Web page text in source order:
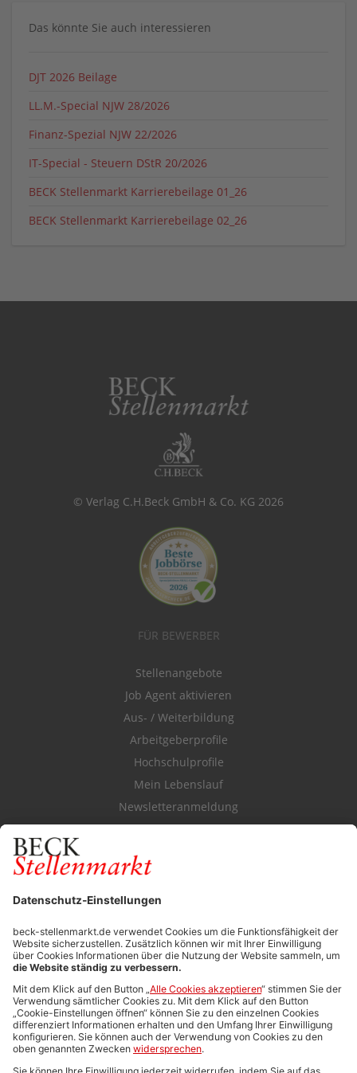
Das könnte Sie auch interessieren
DJT 2026 Beilage
LL.M.-Special NJW 28/2026
Finanz-Spezial NJW 22/2026
IT-Special - Steuern DStR 20/2026
BECK Stellenmarkt Karrierebeilage 01_26
BECK Stellenmarkt Karrierebeilage 02_26
© Verlag C.H.Beck GmbH & Co. KG 2026
FÜR BEWERBER
Stellenangebote
Job Agent aktivieren
Aus- / Weiterbildung
Arbeitgeberprofile
Hochschulprofile
Mein Lebenslauf
Newsletteranmeldung
Durchsuchen Sie den Stellenkatalog
FÜR ARBEITGEBER
Stellenmarktpreise
Anzeigen-AGB
Media-Daten
Newsletteranmeldung
Produktübersicht
ALLGEMEIN
FAQs